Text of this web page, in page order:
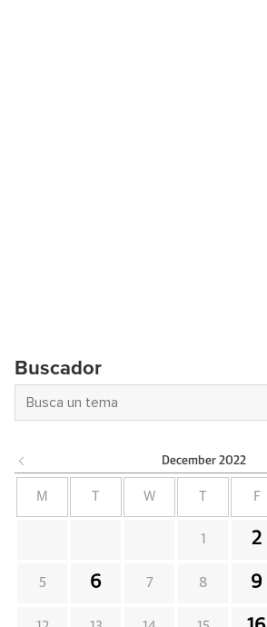
Buscador
December 2022
M W F
1 2
5 6 7 8 9